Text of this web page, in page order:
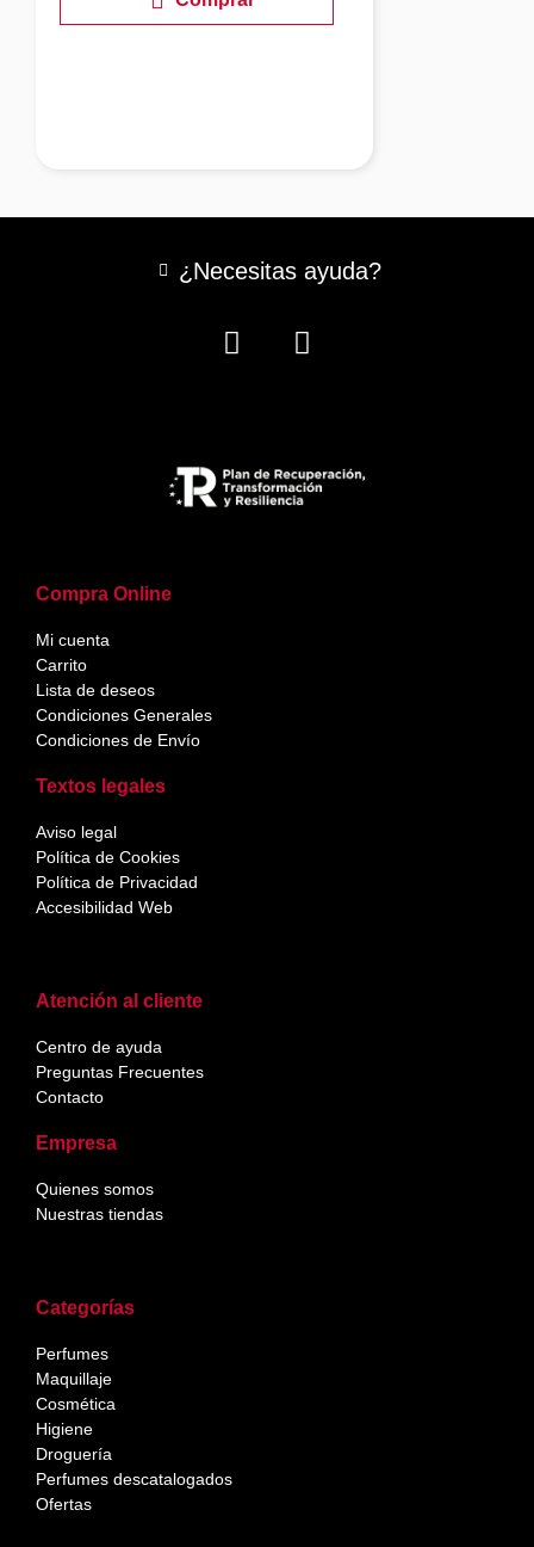
Categorías
Perfumes
Maquillaje
Cosmética
Higiene
Droguería
Perfumes descatalogados
Ofertas
Atención al cliente
Centro de ayuda
Preguntas Frecuentes
Contacto
Empresa
Quienes somos
Nuestras tiendas
Compra Online
Mi cuenta
Carrito
Lista de deseos
Condiciones Generales
Condiciones de Envío
Textos legales
Aviso legal
Política de Cookies
Política de Privacidad
Accesibilidad Web
¿Necesitas ayuda?